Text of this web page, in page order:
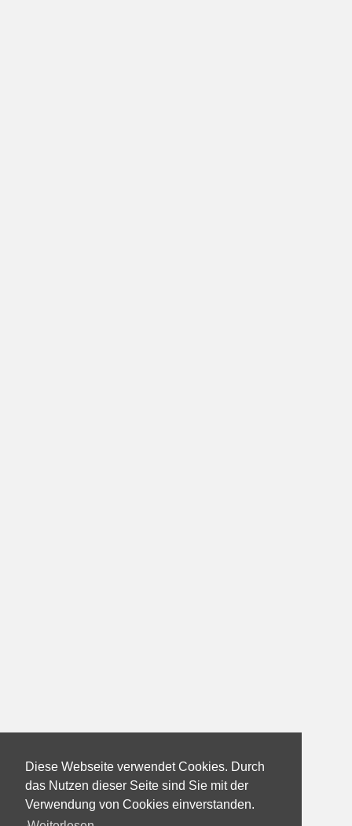
Diese Webseite verwendet Cookies. Durch
das Nutzen dieser Seite sind Sie mit der
Verwendung von Cookies einverstanden.